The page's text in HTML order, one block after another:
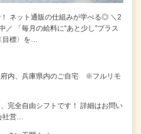
ネット通販の仕組みが学べる◎ ＼2
／ 「毎月の給料に“あと少し”プラス
目標〉を…
府内、兵庫県内のご自宅 ※フルリモ
完全自由シフトです！ 詳細はお問い
社営…